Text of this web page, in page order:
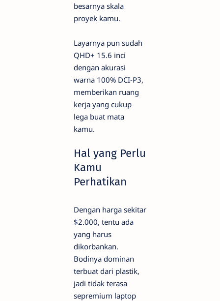
besarnya skala
proyek kamu.
Layarnya pun sudah
QHD+ 15.6 inci
dengan akurasi
warna 100% DCI-P3,
memberikan ruang
kerja yang cukup
lega buat mata
kamu.
Hal yang Perlu
Kamu
Perhatikan
Dengan harga sekitar
$2.000, tentu ada
yang harus
dikorbankan.
Bodinya dominan
terbuat dari plastik,
jadi tidak terasa
sepremium laptop